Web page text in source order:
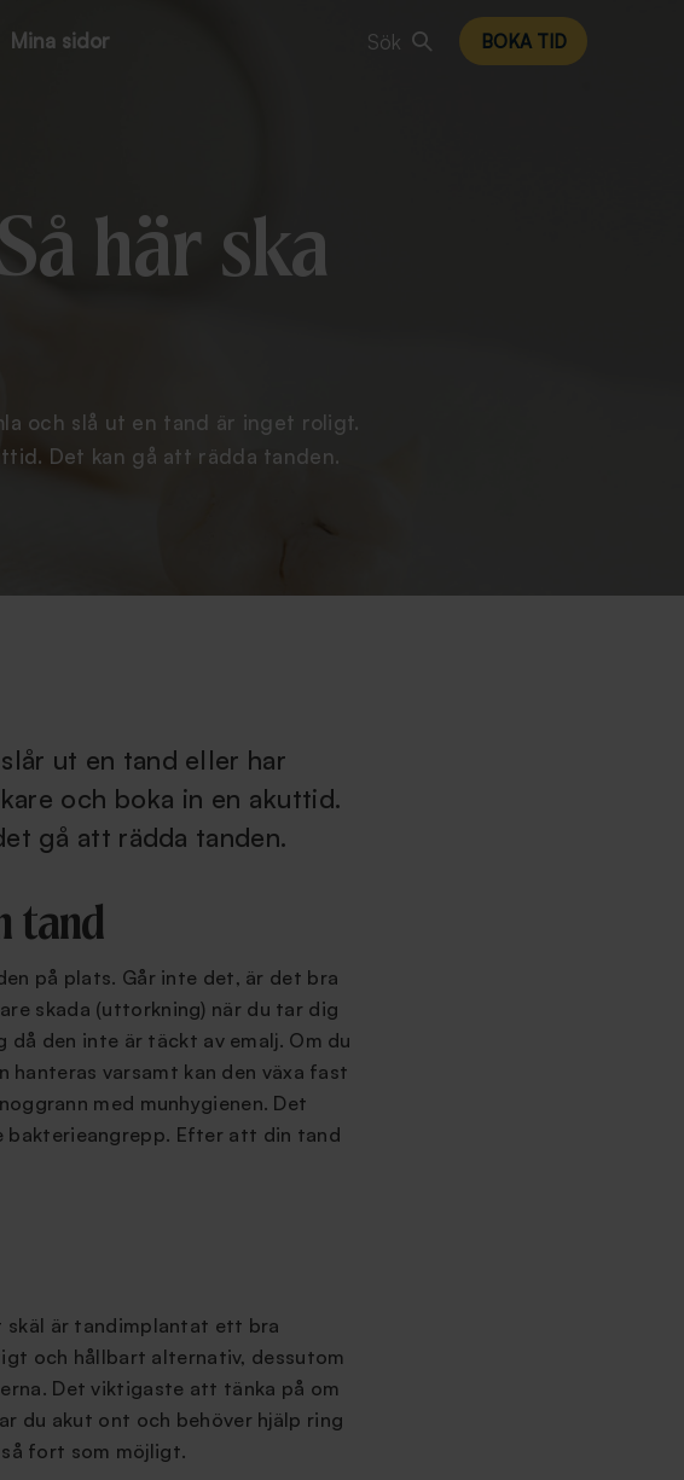
Mina sidor Sök BOKA TID
här ska
och slå ut en tand är inget roligt.
Det kan gå att rädda tanden.
ut en tand eller har
och boka in en akuttid.
gå att rädda tanden.
tand
på plats. Går inte det, är det bra
skada (uttorkning) när du tar dig
den inte är täckt av emalj. Om du
hanteras varsamt kan den växa fast
med munhygienen. Det
Efter att din tand
skäl är tandimplantat ett bra
och hållbart alternativ, dessutom
Det viktigaste att tänka på om
du akut ont och behöver hjälp ring
fort som möjligt.